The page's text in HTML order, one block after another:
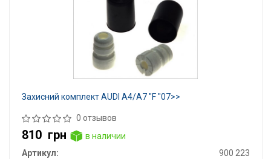
Захисний комплект AUDI A4/A7 "F "07>>
0 отзывов
810 грн
в наличии
Артикул:
900 223